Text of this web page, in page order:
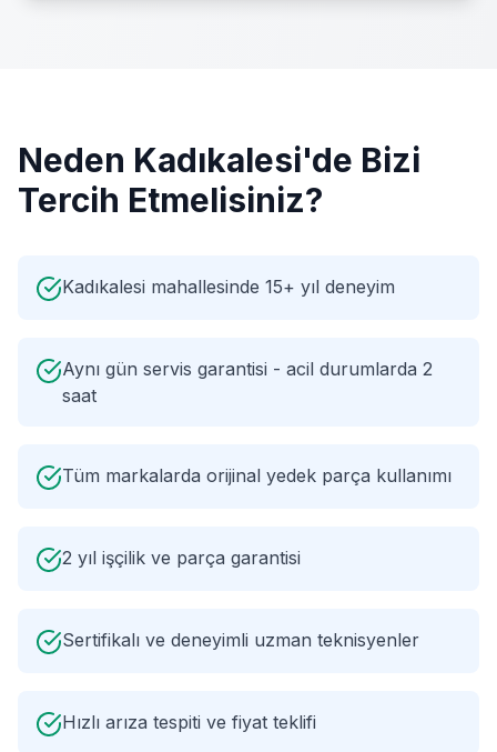
Neden Kadıkalesi'de Bizi
Tercih Etmelisiniz?
Kadıkalesi mahallesinde 15+ yıl deneyim
Aynı gün servis garantisi - acil durumlarda 2
saat
Tüm markalarda orijinal yedek parça kullanımı
2 yıl işçilik ve parça garantisi
Sertifikalı ve deneyimli uzman teknisyenler
Hızlı arıza tespiti ve fiyat teklifi